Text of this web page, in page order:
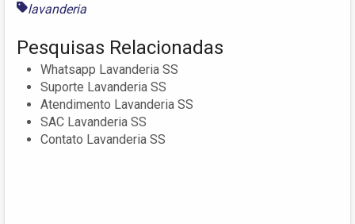
lavanderia
Pesquisas Relacionadas
Whatsapp Lavanderia SS
Suporte Lavanderia SS
Atendimento Lavanderia SS
SAC Lavanderia SS
Contato Lavanderia SS